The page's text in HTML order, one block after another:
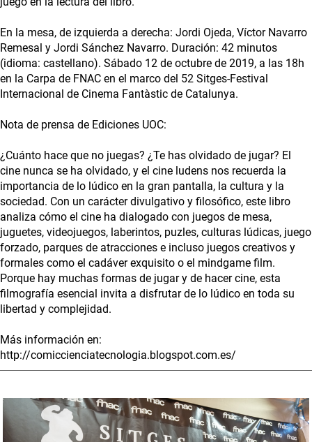
En la mesa, de izquierda a derecha: Jordi Ojeda, Víctor Navarro
Remesal y Jordi Sánchez Navarro. Duración: 42 minutos
(idioma: castellano). Sábado 12 de octubre de 2019, a las 18h
en la Carpa de FNAC en el marco del 52 Sitges-Festival
Internacional de Cinema Fantàstic de Catalunya.
Nota de prensa de Ediciones UOC:
¿Cuánto hace que no juegas? ¿Te has olvidado de jugar? El
cine nunca se ha olvidado, y el cine ludens nos recuerda la
importancia de lo lúdico en la gran pantalla, la cultura y la
sociedad. Con un carácter divulgativo y filosófico, este libro
analiza cómo el cine ha dialogado con juegos de mesa,
juguetes, videojuegos, laberintos, puzles, culturas lúdicas, juego
forzado, parques de atracciones e incluso juegos creativos y
formales como el cadáver exquisito o el mindgame film.
Porque hay muchas formas de jugar y de hacer cine, esta
filmografía esencial invita a disfrutar de lo lúdico en toda su
libertad y complejidad.
Más información en:
http://comiccienciatecnologia.blogspot.com.es/